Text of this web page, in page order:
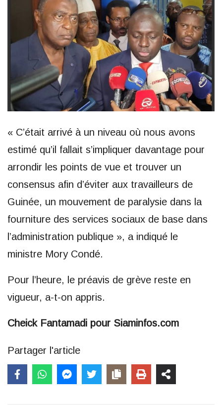
« C’était arrivé à un niveau où nous avons
estimé qu’il fallait s’impliquer davantage pour
arrondir les points de vue et trouver un
consensus afin d’éviter aux travailleurs de
Guinée, un mouvement de paralysie dans la
fourniture des services sociaux de base dans
l’administration publique », a indiqué le
ministre Mory Condé.
Pour l’heure, le préavis de grève reste en
vigueur, a-t-on appris.
Cheick Fantamadi pour Siaminfos.com
Partager l'article